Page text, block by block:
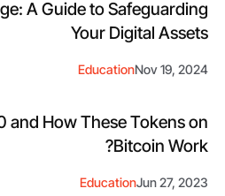
A Guide to Safeguarding
Your Digital Assets
Nov 19, 2024
Education
and How These Tokens on
Bitcoin Work?
Jun 27, 2023
Education